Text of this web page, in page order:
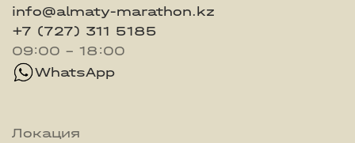
info@almaty-marathon.kz
+7 (727) 311 5185
09:00 - 18:00
WhatsApp
Локация